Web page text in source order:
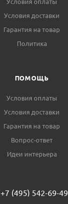
Условия доставки
Гарантия на товар
Политика
ПОМОЩЬ
Условия оплаты
Условия доставки
Гарантия на товар
Вопрос-ответ
Идеи интерьера
+7 (495) 542-69-49